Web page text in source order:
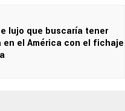
lujo que buscaría tener
en el América con el fichaje